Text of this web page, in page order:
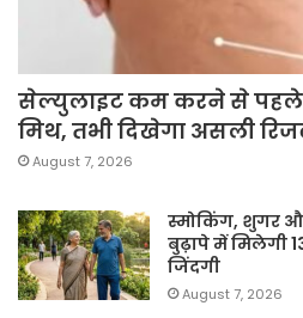
सेल्युलाइट कम करने से पहले
मिथ, तभी दिखेगा असली
August 7, 2026
स्मोकिंग, शुगर
बुढ़ापे में मिलेगी
जिंदगी
August 7, 2026